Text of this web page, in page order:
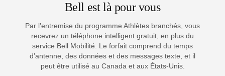
Bell est là pour vous
Par l’entremise du programme Athlètes branchés, vous
recevrez un téléphone intelligent gratuit, en plus du
service Bell Mobilité. Le forfait comprend du temps
d’antenne, des données et des messages texte, et il
peut être utilisé au Canada et aux États-Unis.